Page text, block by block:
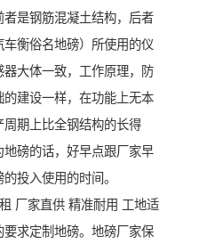
是钢筋混凝土结构，后者
衡俗名地磅）所使用的仪
大体一致，工作原理，防
建设一样，在功能上无本
期上比全钢结构的长得
磅的话，好早点跟厂家早
投入使用的时间。
厂家直供 精准耐用 工地适
求定制地磅。地磅厂家保